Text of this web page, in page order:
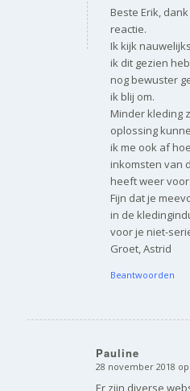
Beste Erik,
reactie.
Ik kijk
ik dit gezien
nog bewuster
ik blij om.
Minder kleding
oplossing
ik me ook af
inkomsten van
heeft weer
Fijn dat je
in de
voor je niet-
Groet, Astrid
Beantwoorden
Pauline
zegt:
28 november 2018 op
Er zijn diverse